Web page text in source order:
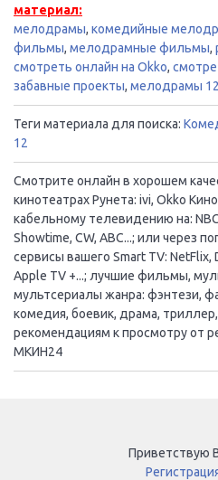
материал:
мелодрамы, комедийные
фильмы, мелодрамные фильмы,
смотреть онлайн на Okko,
забавные проекты, мелодрамы
Теги материала для поиска:
12
Смотрите онлайн в хорошем
кинотеатрах Рунета: ivi, Okko
кабельному телевидению на:
Showtime, CW, ABC...; или через
сервисы вашего Smart TV: NetFlix,
Apple TV +...; лучшие фильмы,
мультсериалы жанра: фэнтези,
комедия, боевик, драма,
рекомендациям к просмотру от
МКИН24
Приветствую